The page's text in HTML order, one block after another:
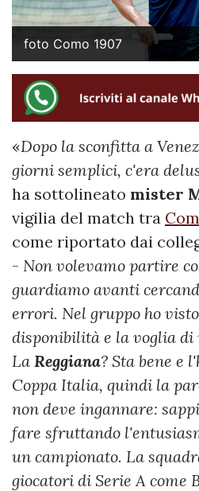
foto Como 1907
«Dopo la sconfitta a
giorni semplici, c'era
ha sottolineato mister
vigilia del match tra
come riportato dai
- Non volevamo partire
guardiamo avanti
errori. Nel gruppo ho
disponibilità e la voglia
La Reggiana? Sta bene e
Coppa Italia, quindi la
non deve ingannare:
fare sfruttando
un campionato. La
giocatori di Serie A come